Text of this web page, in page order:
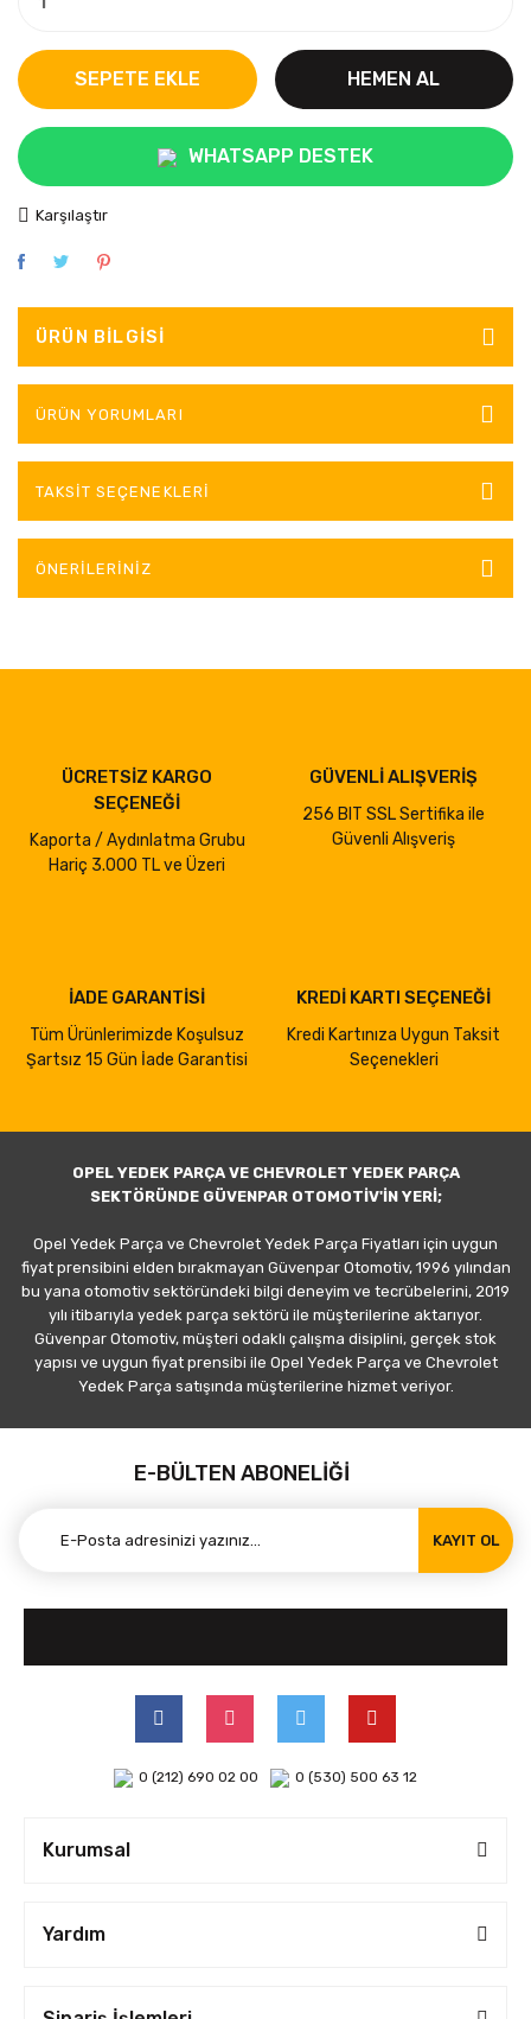
SEPETE EKLE HEMEN AL
WHATSAPP DESTEK
Karşılaştır
ÜRÜN BILGISI
ÜRÜN YORUMLARI
TAKSIT SEÇENEKLERI
ÖNERILERINIZ
ÜCRETSİZ KARGO
SEÇENEĞİ
Kaporta / Aydınlatma Grubu
Hariç 3.000 TL ve Üzeri
GÜVENLİ ALIŞVERİŞ
256 BIT SSL Sertifika ile
Güvenli Alışveriş
İADE GARANTİSİ
Tüm Ürünlerimizde Koşulsuz
Şartsız 15 Gün İade Garantisi
KREDİ KARTI SEÇENEĞİ
Kredi Kartınıza Uygun Taksit
Seçenekleri
OPEL YEDEK PARÇA VE CHEVROLET YEDEK PARÇA
SEKTÖRÜNDE GÜVENPAR OTOMOTİV'İN YERİ;
Opel Yedek Parça ve Chevrolet Yedek Parça Fiyatları için uygun
fiyat prensibini elden bırakmayan Güvenpar Otomotiv, 1996 yılından
bu yana otomotiv sektöründeki bilgi deneyim ve tecrübelerini, 2019
yılı itibarıyla yedek parça sektörü ile müşterilerine aktarıyor.
Güvenpar Otomotiv, müşteri odaklı çalışma disiplini, gerçek stok
yapısı ve uygun fiyat prensibi ile Opel Yedek Parça ve Chevrolet
Yedek Parça satışında müşterilerine hizmet veriyor.
E-BÜLTEN ABONELİĞİ
KAYIT OL
0 (212) 690 02 00 0 (530) 500 63 12
Kurumsal
Yardım